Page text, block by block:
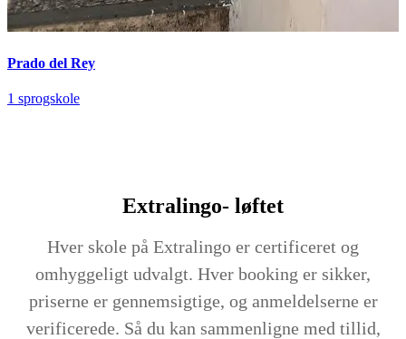
Prado del Rey
1 sprogskole
Extralingo- løftet
Hver skole på Extralingo er certificeret og
omhyggeligt udvalgt. Hver booking er sikker,
priserne er gennemsigtige, og anmeldelserne er
verificerede. Så du kan sammenligne med tillid,